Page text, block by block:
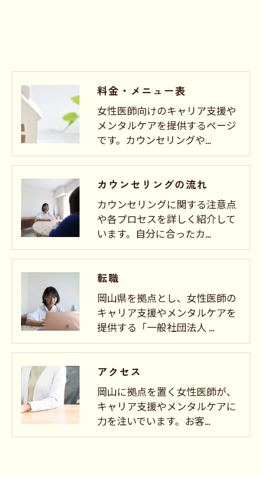
料金・メニュー表
女性医師向けのキャリア支援や
メンタルケアを提供するページ
です。カウンセリングや…
カウンセリングの流れ
カウンセリングに関する注意点
や各プロセスを詳しく紹介して
います。自分に合ったカ…
転職
岡山県を拠点とし、女性医師の
キャリア支援やメンタルケアを
提供する「一般社団法人 …
アクセス
岡山に拠点を置く女性医師が、
キャリア支援やメンタルケアに
力を注いでいます。お客…